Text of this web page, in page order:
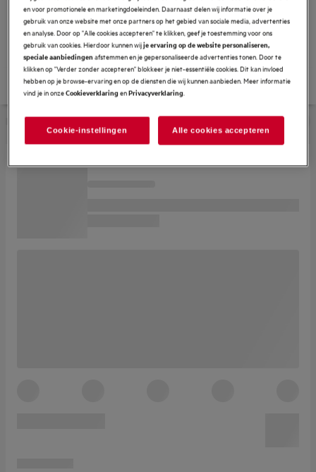
Het microplastic filter helpt bij het opvangen van microplastic
vezels die vrijkomen bij het wassen van synthetische kleding
en textiel.
en voor promotionele en marketingdoeleinden. Daarnaast delen wij informatie over je
gebruik van onze website met onze partners op het gebied van sociale media, advertenties
en analyse. Door op "Alle cookies accepteren" te klikken, geef je toestemming voor ons
gebruik van cookies. Hierdoor kunnen wijje ervaring op de website personaliseren,
speciale aanbiedingen afstemmen en je gepersonaliseerde advertenties tonen. Door te
klikken op "Verder zonder accepteren" blokkeer je niet-essentiële cookies. Dit kan invloed
hebben op je browse-ervaring en op de diensten die wij kunnen aanbieden. Meer informatie
vind je in onzeCookieverklaringenPrivacyverklaring.
Cookie-instellingen Alle cookies accepteren